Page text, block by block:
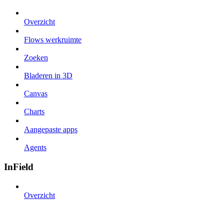
Overzicht
Flows werkruimte
Zoeken
Bladeren in 3D
Canvas
Charts
Aangepaste apps
Agents
InField
Overzicht